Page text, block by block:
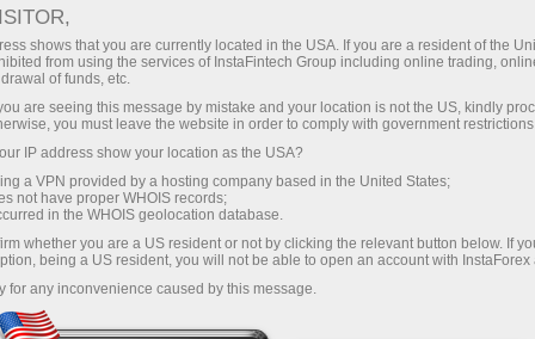
AMZN
274.46 (%) 07 Aug 2026 19:59
Купить
274.46
274.34
Мнение трейдеров
shows that you are currently located in the USA. If you are a resident of the
from using the services of InstaFintech Group including online trading,
of funds, etc.
are seeing this message by mistake and your location is not the US, kindly
you must leave the website in order to comply with government
IP address show your location as the USA?
a VPN provided by a hosting company based in the United States;
not have proper WHOIS records;
in the WHOIS geolocation database.
whether you are a US resident or not by clicking the relevant button below. If
being a US resident, you will not be able to open an account with InstaForex
for any inconvenience caused by this message.